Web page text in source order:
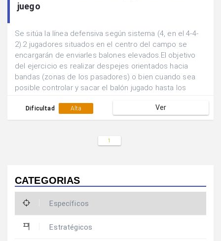
juego
Se sitúa la línea defensiva según sistema (4, en el 4-4-
2).2 jugadores situados en el centro del campo se
encargarán de enviarles balones elevados.El objetivo
del ejercicio es realizar despejes orientados hacia
bandas (zonas de los pasadores) o bien cuando sea
posible controlar y sacar el balón jugado hasta los
lleve a cabo dificultando las acciones.Cuando ya se
tiene la dinámica controlada y para que sea una
desde una posición más avanzada y realizar la acción
Dificultad Alta Ver
1
CATEGORIAS
Específicos
Estratégicos